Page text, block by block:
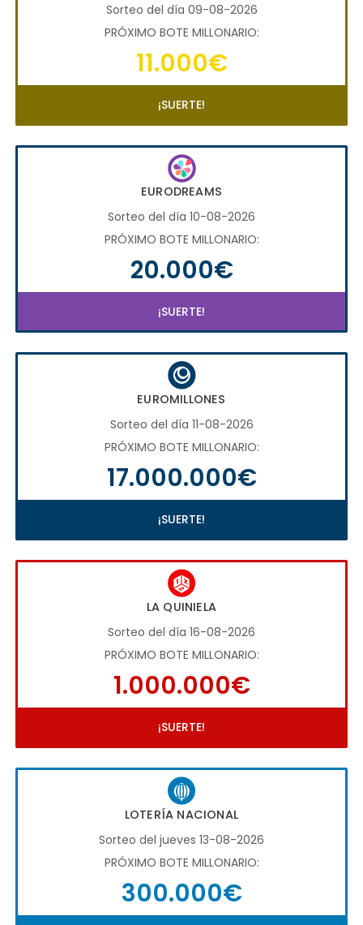
Sorteo del día 09-08-2026
PRÓXIMO BOTE MILLONARIO:
11.000€
¡SUERTE!
EURODREAMS
Sorteo del día 10-08-2026
PRÓXIMO BOTE MILLONARIO:
20.000€
¡SUERTE!
EUROMILLONES
Sorteo del día 11-08-2026
PRÓXIMO BOTE MILLONARIO:
17.000.000€
¡SUERTE!
LA QUINIELA
Sorteo del día 16-08-2026
PRÓXIMO BOTE MILLONARIO:
1.000.000€
¡SUERTE!
LOTERÍA NACIONAL
Sorteo del jueves 13-08-2026
PRÓXIMO BOTE MILLONARIO:
300.000€